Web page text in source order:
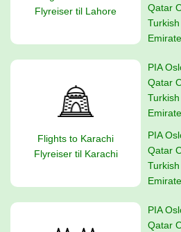
Flyreiser til Lahore
Qatar
Flights to Karachi
Flyreiser til Karachi
PIA
Qatar
PIA
Qatar
PIA
Qatar